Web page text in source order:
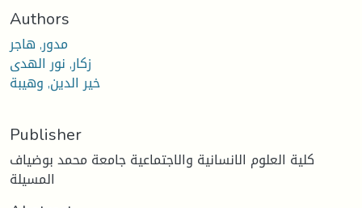
Authors
مدور, هاجر
زكار, نور الهدى
خير الدين, وهيبة
Publisher
كلية العلوم الانسانية والاجتماعية جامعة محمد بوضياف
المسيلة